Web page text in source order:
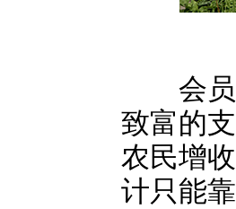
会员
致富的
农民增
计只能